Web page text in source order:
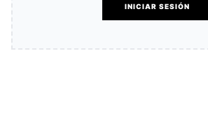
INICIAR SESIÓN